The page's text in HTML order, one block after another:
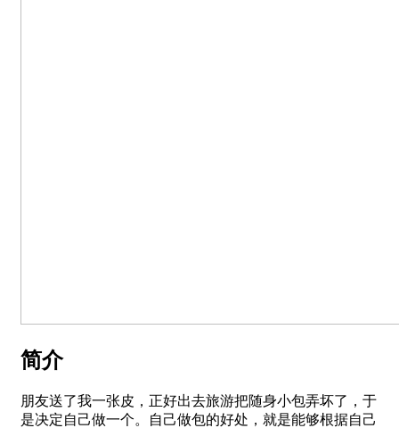
简介
朋友送了我一张皮，正好出去旅游把随身小包弄坏了，于
是决定自己做一个。自己做包的好处，就是能够根据自己